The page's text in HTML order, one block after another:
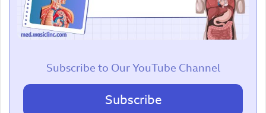
Subscribe to Our YouTube Channel
Subscribe